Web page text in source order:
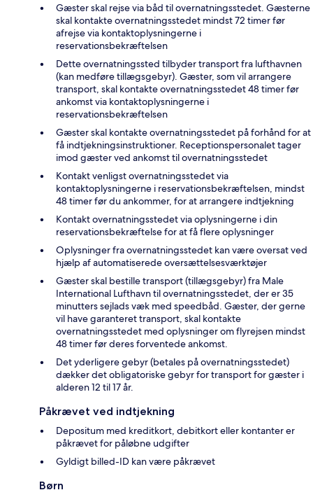
Gæster skal rejse via båd til overnatningsstedet. Gæsterne
skal kontakte overnatningsstedet mindst 72 timer før
afrejse via kontaktoplysningerne i
reservationsbekræftelsen
Dette overnatningssted tilbyder transport fra lufthavnen
(kan medføre tillægsgebyr). Gæster, som vil arrangere
transport, skal kontakte overnatningsstedet 48 timer før
ankomst via kontaktoplysningerne i
reservationsbekræftelsen
Gæster skal kontakte overnatningsstedet på forhånd for at
få indtjekningsinstruktioner. Receptionspersonalet tager
imod gæster ved ankomst til overnatningsstedet
Kontakt venligst overnatningsstedet via
kontaktoplysningerne i reservationsbekræftelsen, mindst
48 timer før du ankommer, for at arrangere indtjekning
Kontakt overnatningsstedet via oplysningerne i din
reservationsbekræftelse for at få flere oplysninger
Oplysninger fra overnatningsstedet kan være oversat ved
hjælp af automatiserede oversættelsesværktøjer
Gæster skal bestille transport (tillægsgebyr) fra Male
International Lufthavn til overnatningsstedet, der er 35
minutters sejlads væk med speedbåd. Gæster, der gerne
vil have garanteret transport, skal kontakte
overnatningsstedet med oplysninger om flyrejsen mindst
48 timer før deres forventede ankomst.
Det yderligere gebyr (betales på overnatningsstedet)
dækker det obligatoriske gebyr for transport for gæster i
alderen 12 til 17 år.
Påkrævet ved indtjekning
Depositum med kreditkort, debitkort eller kontanter er
påkrævet for påløbne udgifter
Gyldigt billed-ID kan være påkrævet
Børn